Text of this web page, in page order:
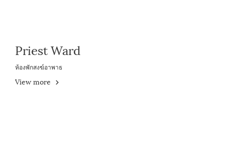
Priest Ward
ห้องพักสงฆ์อาพาธ
View more